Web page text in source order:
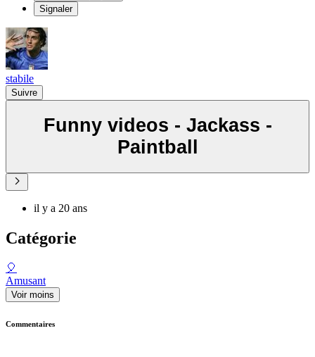
Signaler
stabile
Suivre
Funny videos - Jackass -
Paintball
il y a 20 ans
Catégorie
🎈
Amusant
Voir moins
Commentaires